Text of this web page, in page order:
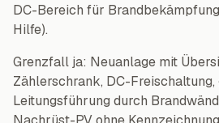
DC-Bereich für
Hilfe).
Grenzfall ja: Neuanlage mit
Zählerschrank, DC-
Leitungsführung durch